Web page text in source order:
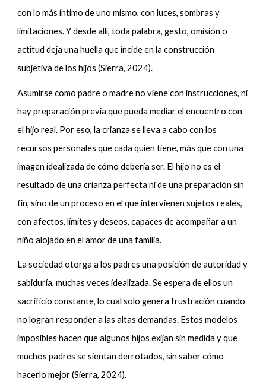
con lo más íntimo de uno mismo, con luces, sombras y
limitaciones. Y desde allí, toda palabra, gesto, omisión o
actitud deja una huella que incide en la construcción
subjetiva de los hijos (Sierra, 2024).
Asumirse como padre o madre no viene con instrucciones, ni
hay preparación previa que pueda mediar el encuentro con
el hijo real. Por eso, la crianza se lleva a cabo con los
recursos personales que cada quien tiene, más que con una
imagen idealizada de cómo debería ser. El hijo no es el
resultado de una crianza perfecta ni de una preparación sin
fin, sino de un proceso en el que intervienen sujetos reales,
con afectos, límites y deseos, capaces de acompañar a un
niño alojado en el amor de una familia.
La sociedad otorga a los padres una posición de autoridad y
sabiduría, muchas veces idealizada. Se espera de ellos un
sacrificio constante, lo cual solo genera frustración cuando
no logran responder a las altas demandas. Estos modelos
imposibles hacen que algunos hijos exijan sin medida y que
muchos padres se sientan derrotados, sin saber cómo
hacerlo mejor (Sierra, 2024).